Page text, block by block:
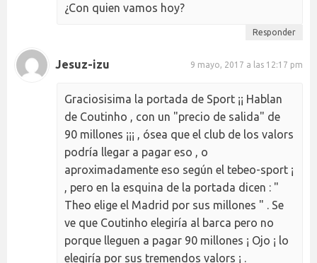
¿Con quien vamos hoy?
Responder
Jesuz-izu 9 mayo, 2017 a las 12:17 pm
Graciosisima la portada de Sport ¡¡ Hablan
de Coutinho , con un "precio de salida" de
90 millones ¡¡¡ , ósea que el club de los valors
podría llegar a pagar eso , o
aproximadamente eso según el tebeo-sport ¡
, pero en la esquina de la portada dicen : "
Theo elige el Madrid por sus millones " . Se
ve que Coutinho elegiría al barca pero no
porque lleguen a pagar 90 millones ¡ Ojo ¡ lo
elegiría por sus tremendos valors ¡ .